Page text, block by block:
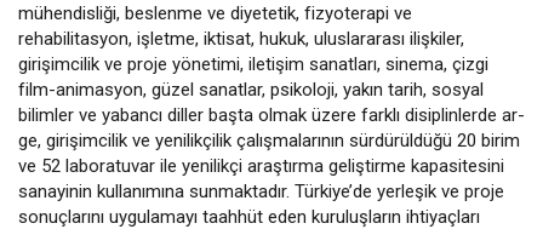
mühendisliği, beslenme ve diyetetik, fizyoterapi ve
rehabilitasyon, işletme, iktisat, hukuk, uluslararası ilişkiler,
girişimcilik ve proje yönetimi, iletişim sanatları, sinema, çizgi
film-animasyon, güzel sanatlar, psikoloji, yakın tarih, sosyal
bilimler ve yabancı diller başta olmak üzere farklı disiplinlerde ar-
ge, girişimcilik ve yenilikçilik çalışmalarının sürdürüldüğü 20 birim
ve 52 laboratuvar ile yenilikçi araştırma geliştirme kapasitesini
sanayinin kullanımına sunmaktadır. Türkiye’de yerleşik ve proje
sonuçlarını uygulamayı taahhüt eden kuruluşların ihtiyaçları